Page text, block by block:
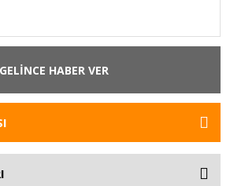
GELİNCE HABER VER